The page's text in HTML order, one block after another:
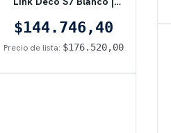
$144.746,40
Precio de lista: $176.520,00